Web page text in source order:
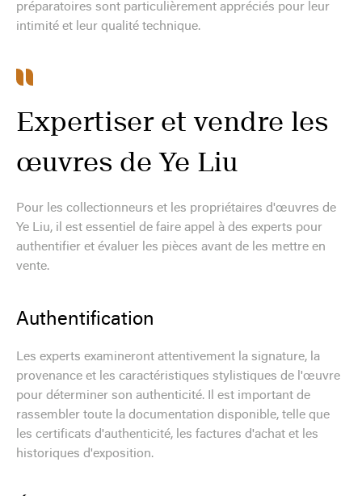
préparatoires sont particulièrement appréciés pour leur
intimité et leur qualité technique.
Expertiser et vendre les
œuvres de Ye Liu
Pour les collectionneurs et les propriétaires d'œuvres de
Ye Liu, il est essentiel de faire appel à des experts pour
authentifier et évaluer les pièces avant de les mettre en
vente.
Authentification
Les experts examineront attentivement la signature, la
provenance et les caractéristiques stylistiques de l'œuvre
pour déterminer son authenticité. Il est important de
rassembler toute la documentation disponible, telle que
les certificats d'authenticité, les factures d'achat et les
historiques d'exposition.